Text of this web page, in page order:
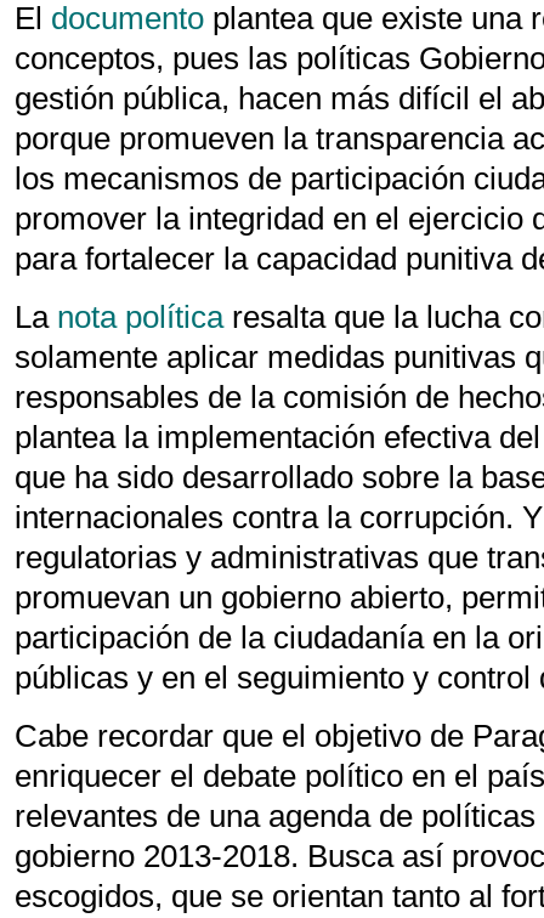
El documento plantea que existe una
conceptos, pues las políticas
gestión pública, hacen más difícil el
porque promueven la transparencia
los mecanismos de participación
promover la integridad en el ejercicio
para fortalecer la capacidad punitiva
La nota políticaresalta que la lucha
solamente aplicar medidas punitivas
responsables de la comisión de
plantea la implementación efectiva
que ha sido desarrollado sobre la
internacionales contra la corrupción.
regulatorias y administrativas que
promuevan un gobierno abierto,
participación de la ciudadanía en la
públicas y en el seguimiento y
Cabe recordar que el objetivo de
enriquecer el debate político en el
relevantes de una agenda de
gobierno 2013-2018. Busca así
escogidos, que se orientan tanto al